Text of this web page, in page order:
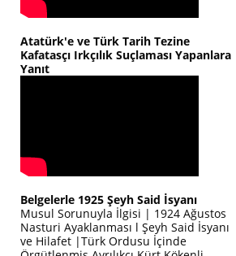
Atatürk'e ve Türk Tarih Tezine
Kafatasçı Irkçılık Suçlaması Yapanlara
Yanıt
Belgelerle 1925 Şeyh Said İsyanı
Musul Sorunuyla İlgisi | 1924 Ağustos
Nasturi Ayaklanması l Şeyh Said İsyanı
ve Hilafet |Türk Ordusu İçinde